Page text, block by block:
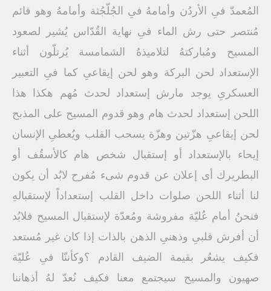
المُعمدّ فىِ الأردُن وأمامهُ فىِ الجُلّجُثة وأمامهُ وهو قائم
مُنتصر حتى رش الماء فىِ نهاية القُدّاس يُشير لصعود
المسيح ومُباركتهُ لتلاميذهُ الشمامسة يُرتلّون أثناء
الإستعداد لحن البركة وهو لحن إيقاعىِ كما فىِ التعبير
العسكرىِ يوجد مارش إستعداد لحدث مُهم هكذا هذا
اللحن إستعداد لحدث هام وهو قدوم المسيح على المذبح
لحن إيقاعىِ هزّتين وهزّة يسحب القلب ويُعطىِ الإنسان
إيحاء بالإستعداد أو إستقبال شخص هام كالأسقُف أو
البطريرك أى إعلان عن قدوم شىء مُفرح لابُد أن يكون
لنا أثناء اللحن صلوات داخل القلب إستعداداً لإستقبالهِ
فنحنُ أمام عُليّة مفروشة ومُعدّة لإستقبال المسيح فلابُد
أن أفرش قلبىِ وذهنىِ الذهن بالذات إذا كان غير مُستعد
فكيف يشعُر بقيمة الضيف القادم ؟وكأننّا فىِ عُليّة
صهيون والمسيح سيجتمع معنا فكيف نُعدّ لهُ أذهاننا